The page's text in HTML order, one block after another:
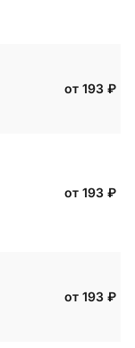
от 193 ₽
от 193 ₽
от 193 ₽